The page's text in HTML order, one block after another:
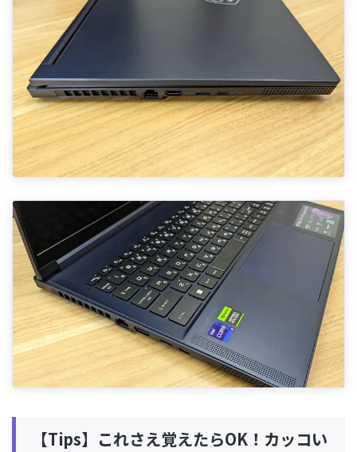
【Tips】これさえ覚えたらOK！カッコい